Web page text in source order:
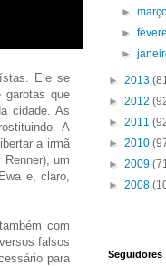
Ele se
garotas que
cidade. As
A
a irmã
um
e, claro,
com
falsos
para
►
►
►
► 2013
► 2012
► 2011
► 2010
► 2009
► 2008
Seguidores